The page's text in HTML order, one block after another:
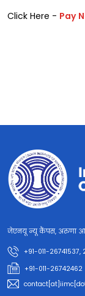
Click Here - Pay
जेएनयू न्यू कैंपस, अरुणा
+91-011-
+91-011-26742462